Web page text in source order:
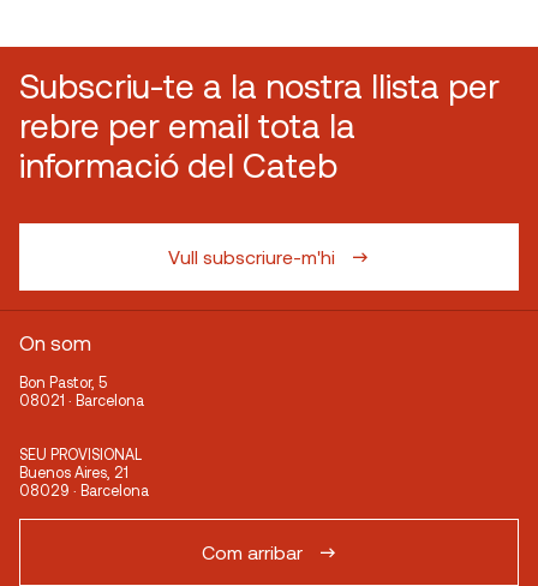
Subscriu-te a la nostra llista per
rebre per email tota la
informació del Cateb
Vull subscriure-m'hi
On som
Bon Pastor, 5
08021 · Barcelona
SEU PROVISIONAL
Buenos Aires, 21
08029 · Barcelona
Com arribar